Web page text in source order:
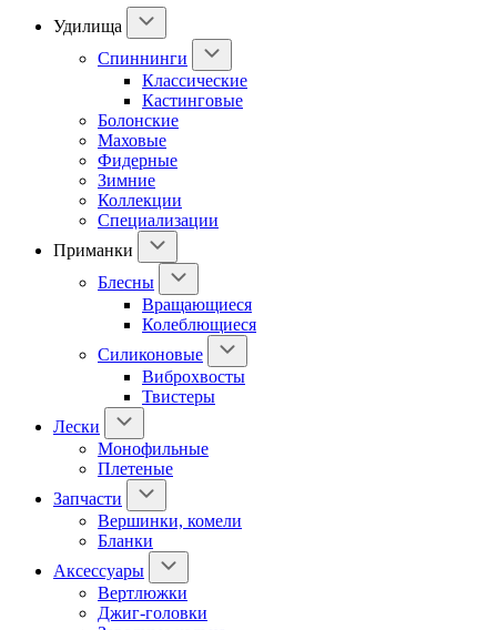
Удилища
Спиннинги
Классические
Кастинговые
Болонские
Маховые
Фидерные
Зимние
Коллекции
Специализации
Приманки
Блесны
Вращающиеся
Колеблющиеся
Силиконовые
Виброхвосты
Твистеры
Лески
Монофильные
Плетеные
Запчасти
Вершинки, комели
Бланки
Аксессуары
Вертлюжки
Джиг-головки